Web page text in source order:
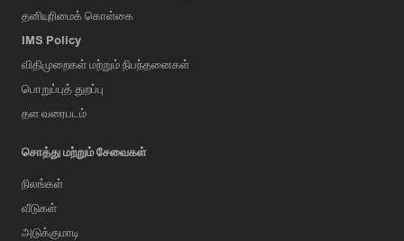
தனியுரிமைக் கொள்கை
IMS Policy
விதிமுறைகள் மற்றும் நிபந்தனைகள்
பொறுப்புத் துறப்பு
தள வரைபடம்
சொத்து மற்றும் சேவைகள்
நிலங்கள்
வீடுகள்
அடுக்குமாடி